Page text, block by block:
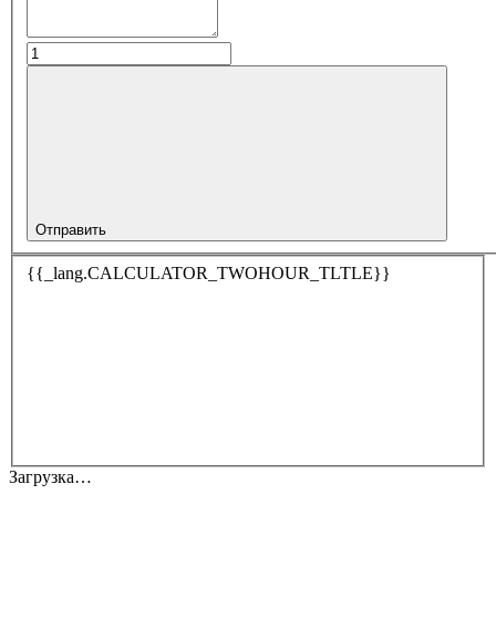
Отправить
{{_lang.CALCULATOR_TWOHOUR_TLTLE}}
Загрузка…